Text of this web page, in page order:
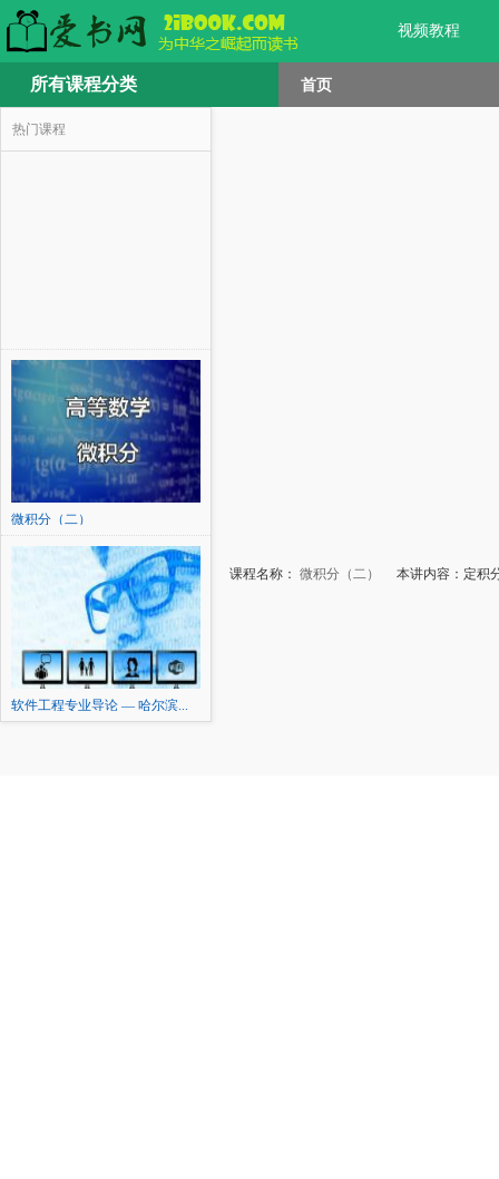
视频教程
所有课程分类 首页
热门课程
微积分（二）
软件工程专业导论 — 哈尔滨...
课程名称： 微积分（二） 本讲内容：定积